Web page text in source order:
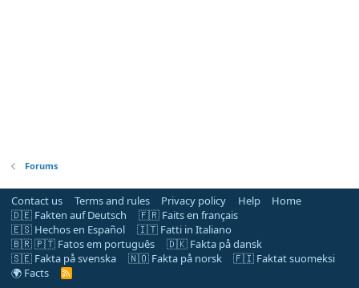
Forums
Contact us Terms and rules Privacy policy Help
Home
🇩🇪 Fakten auf Deutsch
🇫🇷 Faits en français
🇪🇸 Hechos en Español
🇮🇹 Fatti in Italiano
🇧🇷 🇵🇹 Fatos em português
🇩🇰 Fakta på dansk
🇸🇪 Fakta på svenska
🇳🇴 Fakta på norsk
🇫🇮 Faktat suomeksi
🌍 Facts
R